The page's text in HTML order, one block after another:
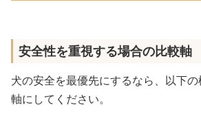
安全性を重視する場合の比較軸
犬の安全を最優先にするなら、以下
軸にしてください。